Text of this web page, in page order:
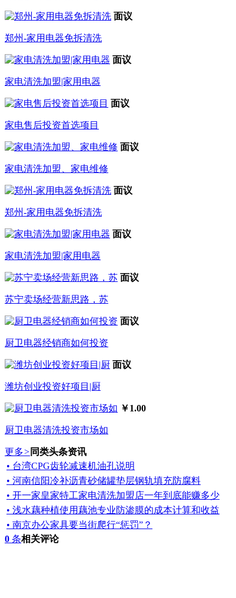
面议
郑州-家用电器免拆清洗
面议
家电清洗加盟|家用电器
面议
家电售后投资首选项目
面议
家电清洗加盟、家电维修
面议
郑州-家用电器免拆清洗
面议
家电清洗加盟|家用电器
面议
苏宁卖场经营新思路，苏
面议
厨卫电器经销商如何投资
面议
潍坊创业投资好项目|厨
￥1.00
厨卫电器清洗投资市场如
更多> 同类头条资讯
• 台湾CPG齿轮减速机油孔说明
• 河南信阳冷补沥青砂储罐垫层钢轨填充防腐料
• 开一家皇家特工家电清洗加盟店一年到底能赚多少
• 浅水藕种植使用藕池专业防渗膜的成本计算和收益
• 南京办公家具要当街爬行“惩罚”？
0 条相关评论